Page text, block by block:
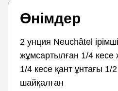
Өнімдер
2 унция Neuchâtel
жұмсартылған 1/4
1/4 кесе қант ұнтағы 1/
шайқалған